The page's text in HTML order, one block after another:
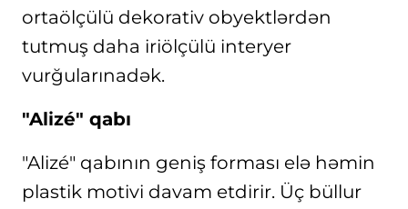
ortaölçülü dekorativ obyektlərdən
tutmuş daha iriölçülü interyer
vurğularınadək.
"Alizé" qabı
"Alizé" qabının geniş forması elə həmin
plastik motivi davam etdirir. Üç büllur